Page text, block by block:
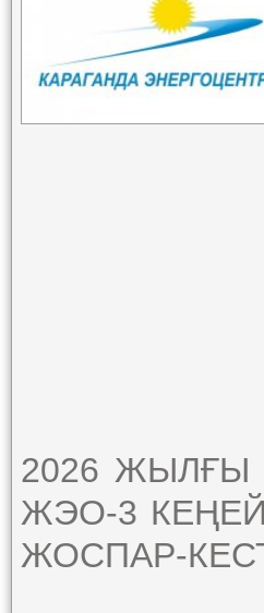
2026
ЖЭО-3
ЖОСПАР-